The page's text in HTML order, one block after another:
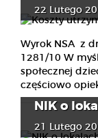
22 Lutego
Wyrok NSA z
1281/10 W
społecznej
częściowo
NIK o
21 Lutego